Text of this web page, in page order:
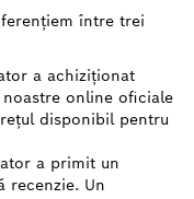
între trei
a achiziționat
online oficiale
disponibil pentru
a primit un
recenzie. Un